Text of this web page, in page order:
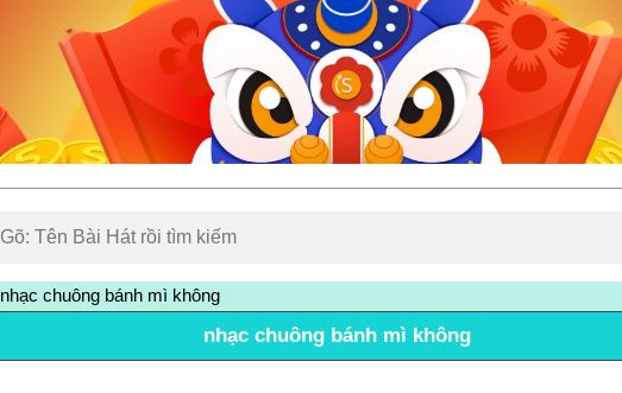
nhạc chuông bánh mì không
nhạc chuông bánh mì không